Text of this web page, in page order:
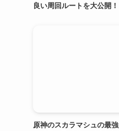
良い周回ルートを大公開！
原神のスカラマシュの最